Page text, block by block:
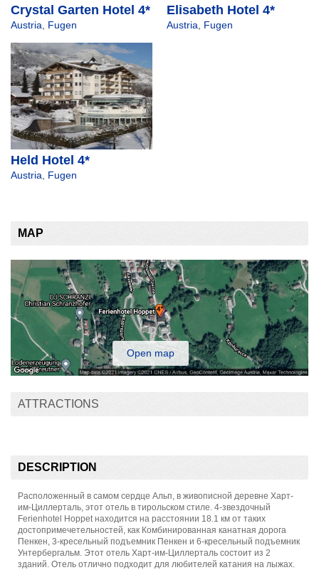
Crystal Garten Hotel 4*
Austria, Fugen
Elisabeth Hotel 4*
Austria, Fugen
Held Hotel 4*
Austria Fugen
MAP
Open map
ATTRACTIONS
DESCRIPTION
Расположенный в самом сердце Альп, в живописной деревне Харт-
им-Циллерталь, этот отель в тирольском стиле. 4-звездочный
Ferienhotel Hoppet находится на расстоянии 18.1 км от таких
достопримечетельностей, как Комбинированная канатная дорога
Пенкен, 3-кресельный подъемник Пенкен и 6-кресельный подъемник
Унтербергальм. Этот отель Харт-им-Циллерталь состоит из 2
зданий. Отель отлично подходит для любителей катания на лыжах.